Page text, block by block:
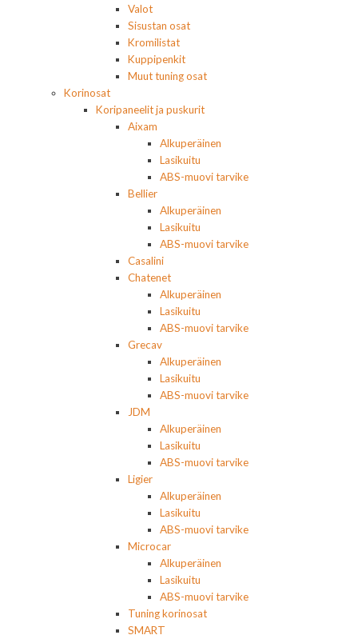
Valot
Sisustan osat
Kromilistat
Kuppipenkit
Muut tuning osat
Korinosat
Koripaneelit ja puskurit
Aixam
Alkuperäinen
Lasikuitu
ABS-muovi tarvike
Bellier
Alkuperäinen
Lasikuitu
ABS-muovi tarvike
Casalini
Chatenet
Alkuperäinen
Lasikuitu
ABS-muovi tarvike
Grecav
Alkuperäinen
Lasikuitu
ABS-muovi tarvike
JDM
Alkuperäinen
Lasikuitu
ABS-muovi tarvike
Ligier
Alkuperäinen
Lasikuitu
ABS-muovi tarvike
Microcar
Alkuperäinen
Lasikuitu
ABS-muovi tarvike
Tuning korinosat
SMART